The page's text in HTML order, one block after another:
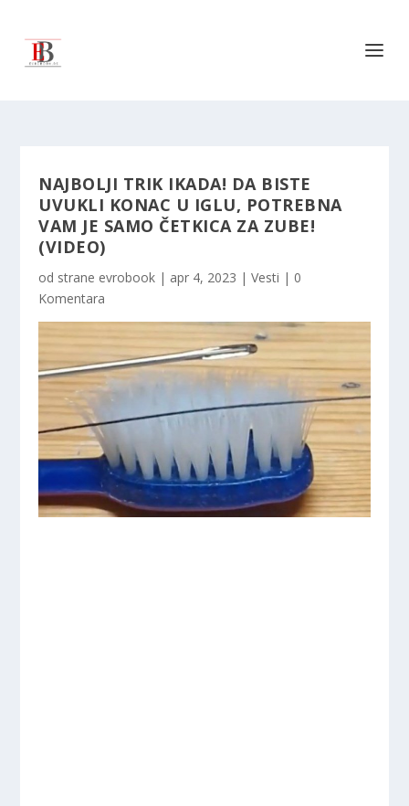
NAJBOLJI TRIK IKADA! DA BISTE
UVUKLI KONAC U IGLU, POTREBNA
VAM JE SAMO ČETKICA ZA ZUBE!
(VIDEO)
od strane evrobook | apr 4, 2023 |Vesti | 0
Komentara